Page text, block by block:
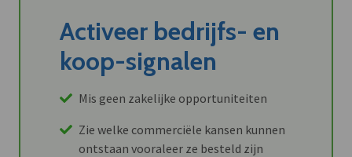
Activeer bedrijfs- en
koop-signalen
Mis geen zakelijke opportuniteiten
Zie welke commerciële kansen kunnen
ontstaan vooraleer ze besteld zijn